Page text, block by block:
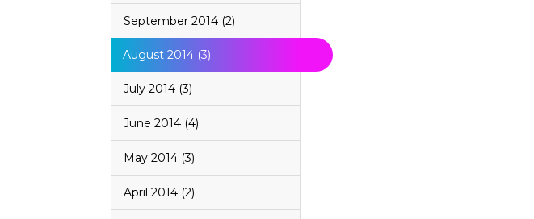
September 2014 (2)
August 2014 (3)
July 2014 (3)
June 2014 (4)
May 2014 (3)
April 2014 (2)